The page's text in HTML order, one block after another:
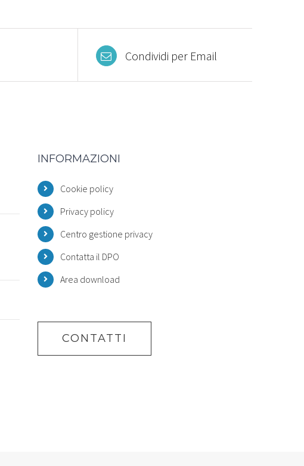
Condividi per Email
INFORMAZIONI
Cookie policy
Privacy policy
Centro gestione privacy
Contatta il DPO
Area download
CONTATTI